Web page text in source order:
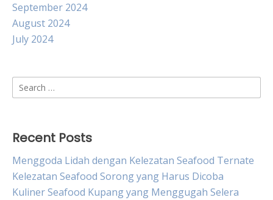
September 2024
August 2024
July 2024
Search
for:
Recent Posts
Menggoda Lidah dengan Kelezatan Seafood Ternate
Kelezatan Seafood Sorong yang Harus Dicoba
Kuliner Seafood Kupang yang Menggugah Selera